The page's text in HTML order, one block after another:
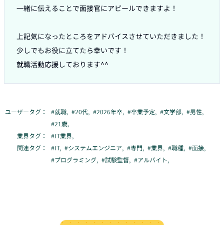
一緒に伝えることで面接官にアピールできますよ！
上記気になったところをアドバイスさせていただきました！
少しでもお役に立てたら幸いです！
就職活動応援しております^^
ユーザータグ： #就職, #20代, #2026年卒, #卒業予定, #文学部, #男性,
#21歳,
業界タグ：
#IT業界,
関連タグ：
#IT, #システムエンジニア, #専門, #業界, #職種, #面接,
#プログラミング, #試験監督, #アルバイト,